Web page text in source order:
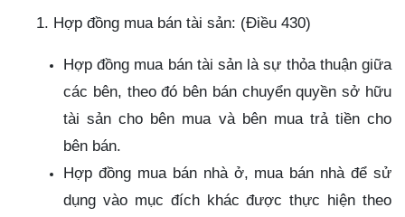
1. Hợp đồng mua bán tài sản: (Điều 430)
Hợp đồng mua bán tài sản là sự thỏa thuận giữa
các bên, theo đó bên bán chuyển quyền sở hữu
tài sản cho bên mua và bên mua trả tiền cho
bên bán.
Hợp đồng mua bán nhà ở, mua bán nhà để sử
dụng vào mục đích khác được thực hiện theo